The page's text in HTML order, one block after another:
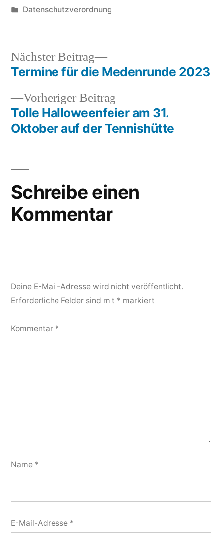
von
Veröffentlicht
Datenschutzverordnung
Beitragsnavigation
Vorheriger Beitrag
Beitrag:
Tolle Halloweenfeier am 31.
Oktober auf der Tennishütte
Nächster Beitrag
Nächster
Beitrag:
Termine für die Medenrunde 2023
Schreibe einen
Kommentar
Deine E-Mail-Adresse wird nicht veröffentlicht.
Erforderliche Felder sind mit * markiert
Kommentar *
Name *
E-Mail-Adresse *